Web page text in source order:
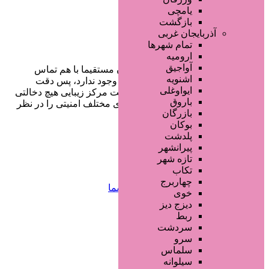
یامچی
بازگشت
آذربایجان غربی
تمام شهر‌ها
ارومیه
آواجیق
اشنویه
ایواوغلی
باروق
بازرگان
بوکان
پلدشت
پیرانشهر
تازه شهر
تکاب
چهاربرج
خوی
دیزج دیز
ربط
سردشت
سرو
سلماس
سیلوانه
در سایت تبلیغاتی مرکز زیبایی کاربران مستقیما با هم تماس
می‌گیرند و هیچ واسطه‌ای در این میان وجود ندارد، پس دقت
فرمایید که در خرید و فروشِ شما سایت مرکز زیبایی هیچ دخالتی
نداشته و کاربران باید خودشان جنبه‌های مختلف امنیتی را در نظر
دسترسی سریع
صفحه اختصاصی کسب و کار شما
ثبت آگهی انبوه تبلیغاتی
سفارش رپورتاژ آگهی
طراحی سایت : ققنوس پارس